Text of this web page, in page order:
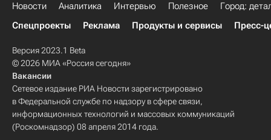
Новости Аналитика Интервью Полезное
Город:
Спецпроекты
Реклама Продукты и сервисы Пресс-
Версия 2023.1 Beta
© 2026 МИА «Россия сегодня»
Вакансии
Сетевое издание РИА Новости зарегистрировано
в Федеральной службе по надзору в сфере связи,
информационных технологий и массовых коммуникаций
(Роскомнадзор) 08 апреля 2014 года.